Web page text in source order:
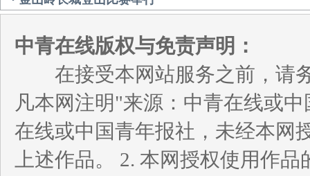
中青在线版权与免责声明：
在接受本网站服务之前，请务
凡本网注明"来源：中青在线或
在线或中国青年报社，未经本网
上述作品。 2. 本网授权使用作